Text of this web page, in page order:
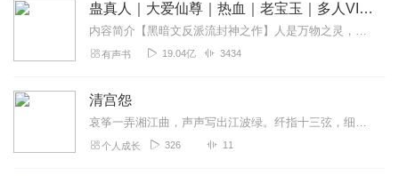
在抖音里边看到主播的宣传画，毫不犹豫的下载了喜马拉
雅。就会听主播的宫斗剧。一听片头就被深深吸引。一口气
听了十多集，希望主播每日按时更新。
听友447357065
一听到片头就被深深震撼，好久没听主播的书了，果断订
蛊真人｜大爱仙尊｜热血｜老宝玉｜多人VIP免费有声剧
内容简介【黑暗文反派流封神之作】人是万物之灵，蛊是天地真精。一个穿越者不断重生的故事。一个养蛊、炼蛊、用蛊的奇特世界。配音组（男角色）老宝玉旁白...
有声书 19.04亿 3434
清宫怨
哀筝一弄湘江曲，声声写出江波绿。纤指十三弦，细将幽恨保当筵秋水慢，玉柱斜飞雁。
个人成长 326 11